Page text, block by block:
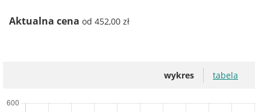
Aktualna cena od 452,00 zł
wykres tabela